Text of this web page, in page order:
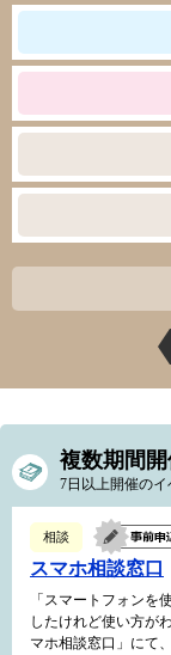
複数期間
7日以上開催の
相談
スマホ相談窓口
「スマートフォンを
したけれど使い方が
マホ相談窓口」にて